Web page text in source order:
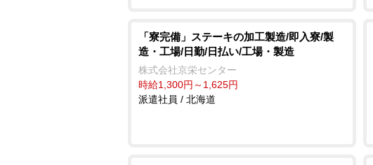
「寮完備」ステーキの加工製造/即入寮/製
造・工場/日勤/日払い/工場・製造
株式会社京栄センター
時給1,300円～1,625円
派遣社員 / 北海道